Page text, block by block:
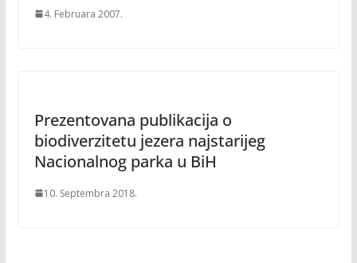
4. Februara 2007.
Prezentovana publikacija o
biodiverzitetu jezera najstarijeg
Nacionalnog parka u BiH
10. Septembra 2018.